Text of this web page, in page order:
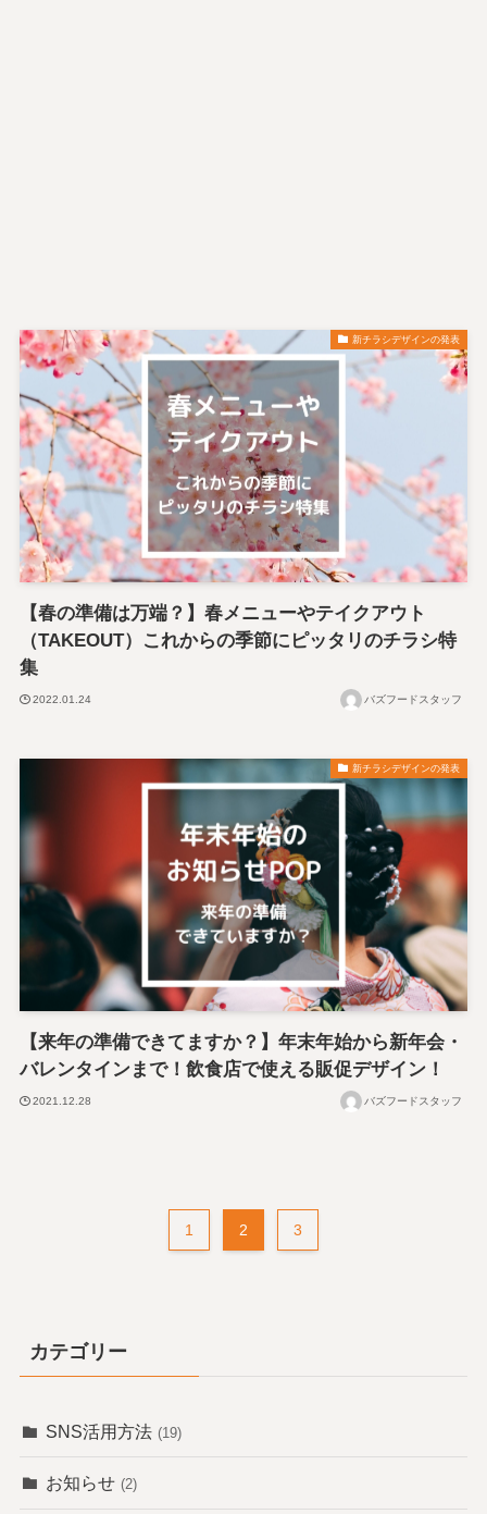
新チラシデザインの発表
【春の準備は万端？】春メニューやテイクアウト
（TAKEOUT）これからの季節にピッタリのチラシ特
集
2022.01.24 バズフードスタッフ
新チラシデザインの発表
【来年の準備できてますか？】年末年始から新年会・
バレンタインまで！飲食店で使える販促デザイン！
2021.12.28 バズフードスタッフ
1 2 3
カテゴリー
SNS活用方法 (19)
お知らせ (2)